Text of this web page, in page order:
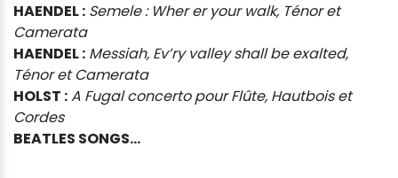
HAENDEL : Semele : Wher er your walk, Ténor et
Camerata
HAENDEL : Messiah, Evʼry valley shall be exalted,
Ténor et Camerata
HOLST :A Fugal concerto pour Flûte, Hautbois et
Cordes
BEATLES SONGS...